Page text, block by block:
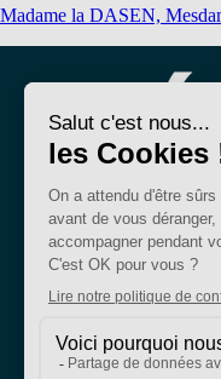
Madame la DASEN,
Bien
syndicat
SE-